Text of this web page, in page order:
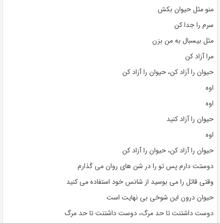
منو مثل حیوان بکش
سرم را جدا کن
مثل بیسبال به من بزن
مرا آزاد کن
حیوان را آزاد کن، حیوان را آزاد کن
اوه
اوه
حیوان را آزاد کنید
اوه
حیوان را آزاد کن، حیوان را آزاد کن
دوستت دارم پس تو را در شن های روان می گذارم
وقتی قاتل را می بوسید از شانس خود استفاده می کنید
حیوان درون این شوخی بی نهایت است
دوست داشتنت تا حد مرگ، دوست داشتنت تا حد مرگ